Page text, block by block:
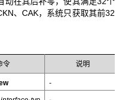
、CAK，系统只获取其前32
令 说明
-